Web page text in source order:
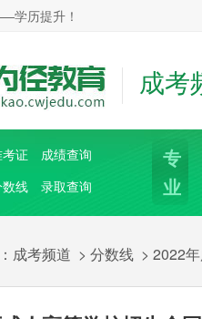
学历提升！
成考
证
成绩查询
线 录取查询
专
业
成考频道 > 分数线 > 2022